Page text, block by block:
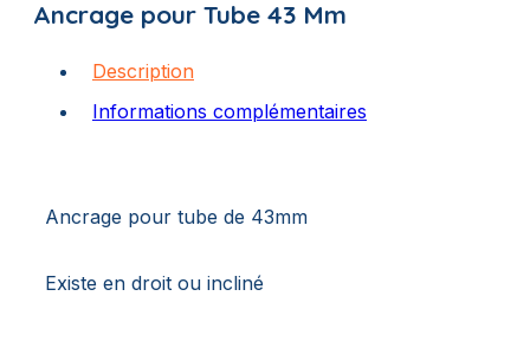
Ancrage pour Tube 43 Mm
Description
Informations complémentaires
Ancrage pour tube de 43mm
Existe en droit ou incliné